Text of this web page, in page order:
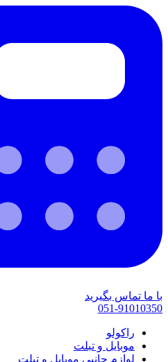
با ما تماس بگیرید
051-91010350
راکولو
موبایل و تبلت
لوازم جانبی موبایل و تبلت